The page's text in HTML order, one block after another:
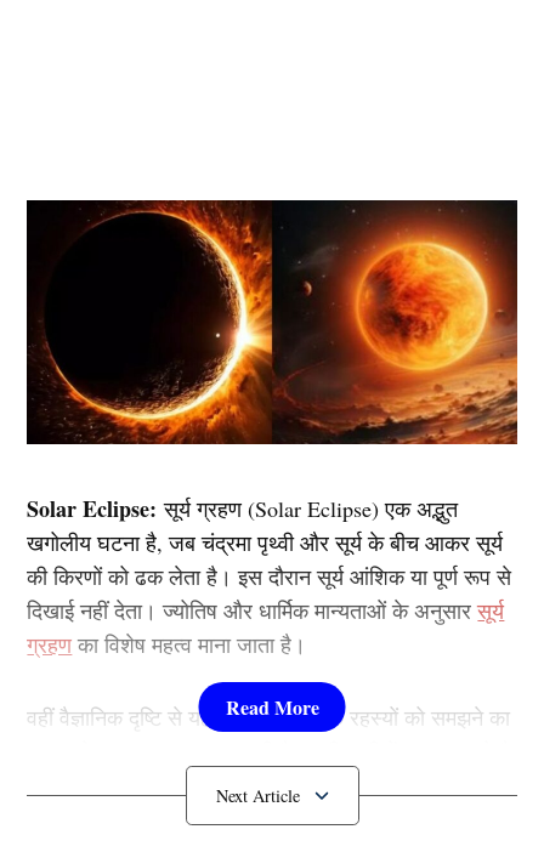
Solar Eclipse:सूर्य ग्रहण (Solar Eclipse) एक अद्भुत
खगोलीय घटना है, जब चंद्रमा पृथ्वी और सूर्य के बीच आकर सूर्य
की किरणों को ढक लेता है। इस दौरान सूर्य आंशिक या पूर्ण रूप से
दिखाई नहीं देता। ज्योतिष और धार्मिक मान्यताओं के अनुसारसूर्य
ग्रहणका विशेष महत्व माना जाता है।
वहीं वैज्ञानिक दृष्टि से यह घटना ब्रह्मांड के रहस्यों को समझने का
कब देखा जाएगा साल का आखिरी सूर्य ग्रहण और सूतक से जुड़ी